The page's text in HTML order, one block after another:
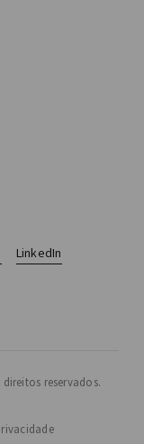
LinkedIn
reservados.